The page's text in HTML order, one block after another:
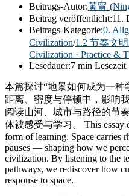
Beitrags-Autor:黃甯
Beitrag veröffentlicht:11.
Beitrags-Kategorie:0.
Civilization/1.2 节奏文
Civilization · Practice &
Lesedauer:7 min Lesezeit
本篇探讨“地景如何成为一
距离、密度与停顿中，影响
阅读山河、城市与路径的节
体被感受与学习。 This essay
form of learning. Space carries
pauses — shaping how we
civilization. By listening to the
pathways, we rediscover how
response to space.